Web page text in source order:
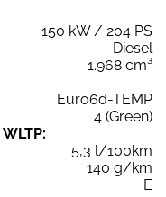
150 kW / 204 PS
Diesel
1.968 cm³
Euro6d-TEMP
4 (Green)
5,3 l/100km
140 g/km
E